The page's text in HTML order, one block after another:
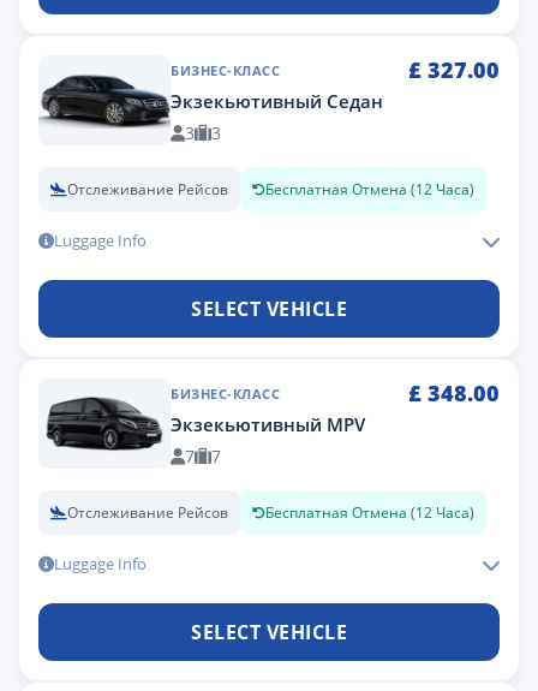
БИЗНЕС-КЛАСС £ 327.00
Экзекьютивный Седан
3 3
Отслеживание Рейсов Бесплатная Отмена (12 Часа)
Luggage Info
SELECT VEHICLE
БИЗНЕС-КЛАСС £ 348.00
Экзекьютивный MPV
7 7
Отслеживание Рейсов Бесплатная Отмена (12 Часа)
Luggage Info
SELECT VEHICLE